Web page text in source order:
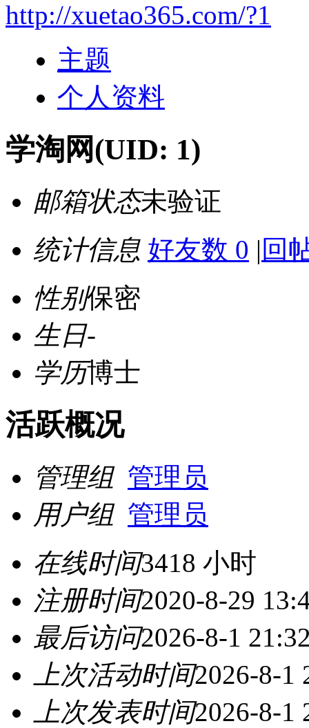
http://xuetao365.com/?1
主题
个人资料
学淘网(UID: 1)
邮箱状态未验证
统计信息 好友数 0 | 回
性别保密
生日-
学历博士
活跃概况
管理组 管理员
用户组 管理员
在线时间3418 小时
注册时间2020-8-29
最后访问2026-8-1
上次活动时间2026-8-1
上次发表时间2026-8-1